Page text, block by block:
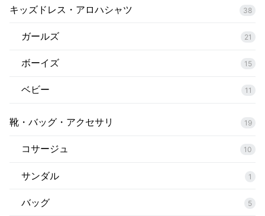
キッズドレス・アロハシャツ 38
ガールズ 21
ボーイズ 15
ベビー 11
靴・バッグ・アクセサリ 19
コサージュ 10
サンダル 1
バッグ 5